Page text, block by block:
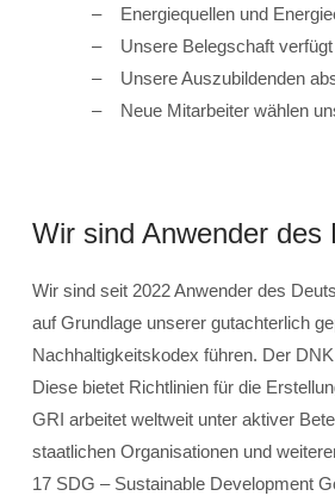
Energiequellen und
Unsere Belegschaft
Unsere Auszubildenden
Neue Mitarbeiter wählen
Wir sind Anwender des
Wir sind seit 2022 Anwender des
auf Grundlage unserer gutachterlich
Nachhaltigkeitskodex führen. Der
Diese bietet Richtlinien für die
GRI arbeitet weltweit unter aktiver
staatlichen Organisationen und
17 SDG – Sustainable Development